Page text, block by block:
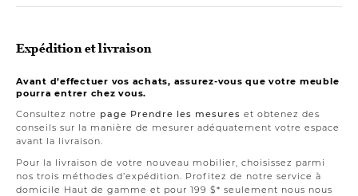
Expédition et livraison
Avant d’effectuer vos achats, assurez-vous que votre meuble
pourra entrer chez vous.
Consultez notre page Prendre les mesures et obtenez des
conseils sur la manière de mesurer adéquatement votre espace
avant la livraison.
Pour la livraison de votre nouveau mobilier, choisissez parmi
nos trois méthodes d’expédition. Profitez de notre service à
domicile Haut de gamme et pour 199 $* seulement nous nous